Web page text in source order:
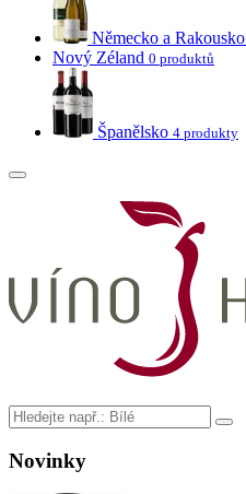
Německo a Rakousko
Nový Zéland 0 produktů
Španělsko 4 produkty
Novinky